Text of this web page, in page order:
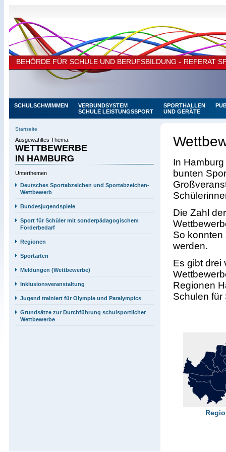
BEHÖRDE FÜR SCHULE UND BERUFSBILDUNG - REFERAT
SCHULSCHWIMMEN
VERBUNDSYSTEM
SCHULE LEISTUNGSSPORT
SPORTHALLEN
UND GERÄTE
SCHWERPUNKT
Startseite
Ausgewähltes Thema:
WETTBEWERBE
IN HAMBURG
Unterthemen
Deutsches Sportabzeichen und Sportabzeichen-
Wettbewerb
Bundesjugendspiele
Sport für Schüler mit sonderpädagogischem
Förderbedarf
Regionen
Sportarten
Meldungen (Wettbewerbe)
Inklusionsveranstaltung
Jugend trainiert für Olympia und Paralympics
Grundsätze zur Durchführung schulsportlicher
Wettbewerbe
In
bunten
Die Zahl
So konnten
werden.
Es gibt drei
Regionen
Schulen